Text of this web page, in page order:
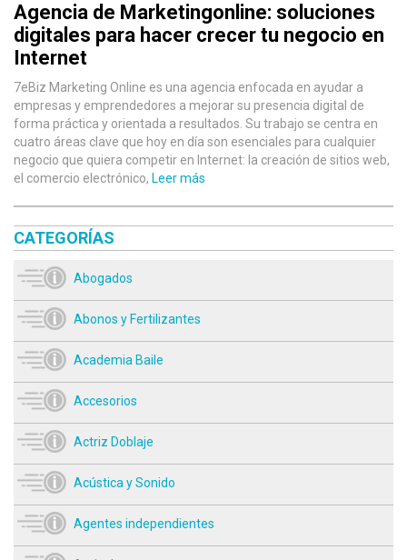
Agencia de Marketingonline: soluciones
digitales para hacer crecer tu negocio en
Internet
7eBiz Marketing Online es una agencia enfocada en ayudar a
empresas y emprendedores a mejorar su presencia digital de
forma práctica y orientada a resultados. Su trabajo se centra en
cuatro áreas clave que hoy en día son esenciales para cualquier
negocio que quiera competir en Internet: la creación de sitios web,
el comercio electrónico, Leer más
CATEGORÍAS
Abogados
Abonos y Fertilizantes
Academia Baile
Accesorios
Actriz Doblaje
Acústica y Sonido
Agentes independientes